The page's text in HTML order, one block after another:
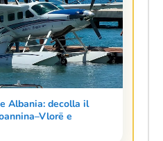
Albania: decolla il
e